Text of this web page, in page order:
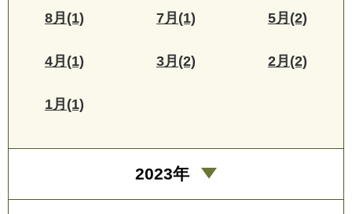
8月(1) 7月(1) 5月(2)
4月(1) 3月(2) 2月(2)
1月(1)
2023年